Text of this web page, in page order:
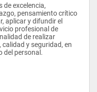
de excelencia,
pensamiento crítico
aplicar y difundir el
profesional de
de realizar
y seguridad, en
del personal.